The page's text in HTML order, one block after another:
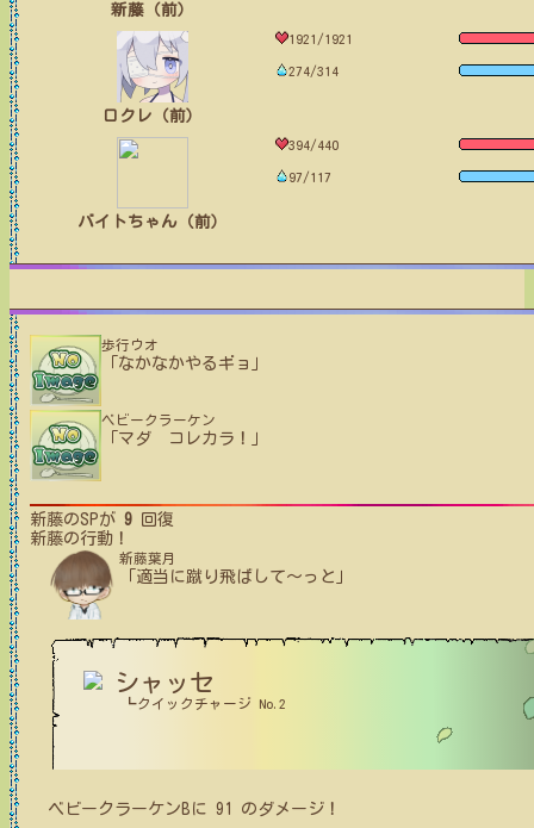
新藤（前）
ロクレ（前）
1921/1921
274/314
バイトちゃん（前）
394/440
97/117
歩行ウオ
「なかなかやるギョ」
ベビークラーケン
「マダ コレカラ！」
新藤のSPが 9 回復
新藤の行動！
新藤葉月
「適当に蹴り飛ばして～っと」
シャッセ
┗クイックチャージ No.2
ベビークラーケンB に 91 のダメージ！